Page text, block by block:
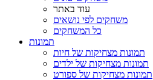
עוד באתר
משחקים לפי נושאים
כל המשחקים
תמונות
תמונות מצחיקות של חיות
תמונות מצחיקות של ילדים
תמונות מצחיקות של ספורט